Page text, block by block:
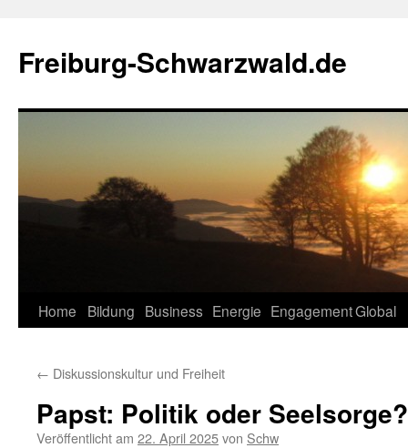
springen
Freiburg-Schwarzwald.de
Home Bildung Business Energie EngagementGlobal
← Diskussionskultur und Freiheit
Papst: Politik oder Seelsorge?
Veröffentlicht am 22. April 2025von Schw